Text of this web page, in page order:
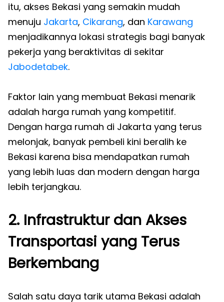
itu, akses Bekasi yang semakin mudah
menuju Jakarta, Cikarang, dan Karawang
menjadikannya lokasi strategis bagi banyak
pekerja yang beraktivitas di sekitar
Jabodetabek.
Faktor lain yang membuat Bekasi menarik
adalah harga rumah yang kompetitif.
Dengan harga rumah di Jakarta yang terus
melonjak, banyak pembeli kini beralih ke
Bekasi karena bisa mendapatkan rumah
yang lebih luas dan modern dengan harga
lebih terjangkau.
2. Infrastruktur dan Akses
Transportasi yang Terus
Berkembang
Salah satu daya tarik utama Bekasi adalah